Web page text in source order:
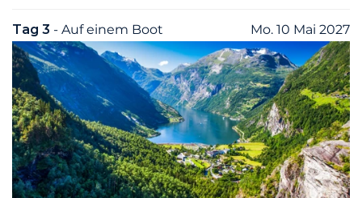
Tag 3 - Auf einem Boot Mo. 10 Mai 2027